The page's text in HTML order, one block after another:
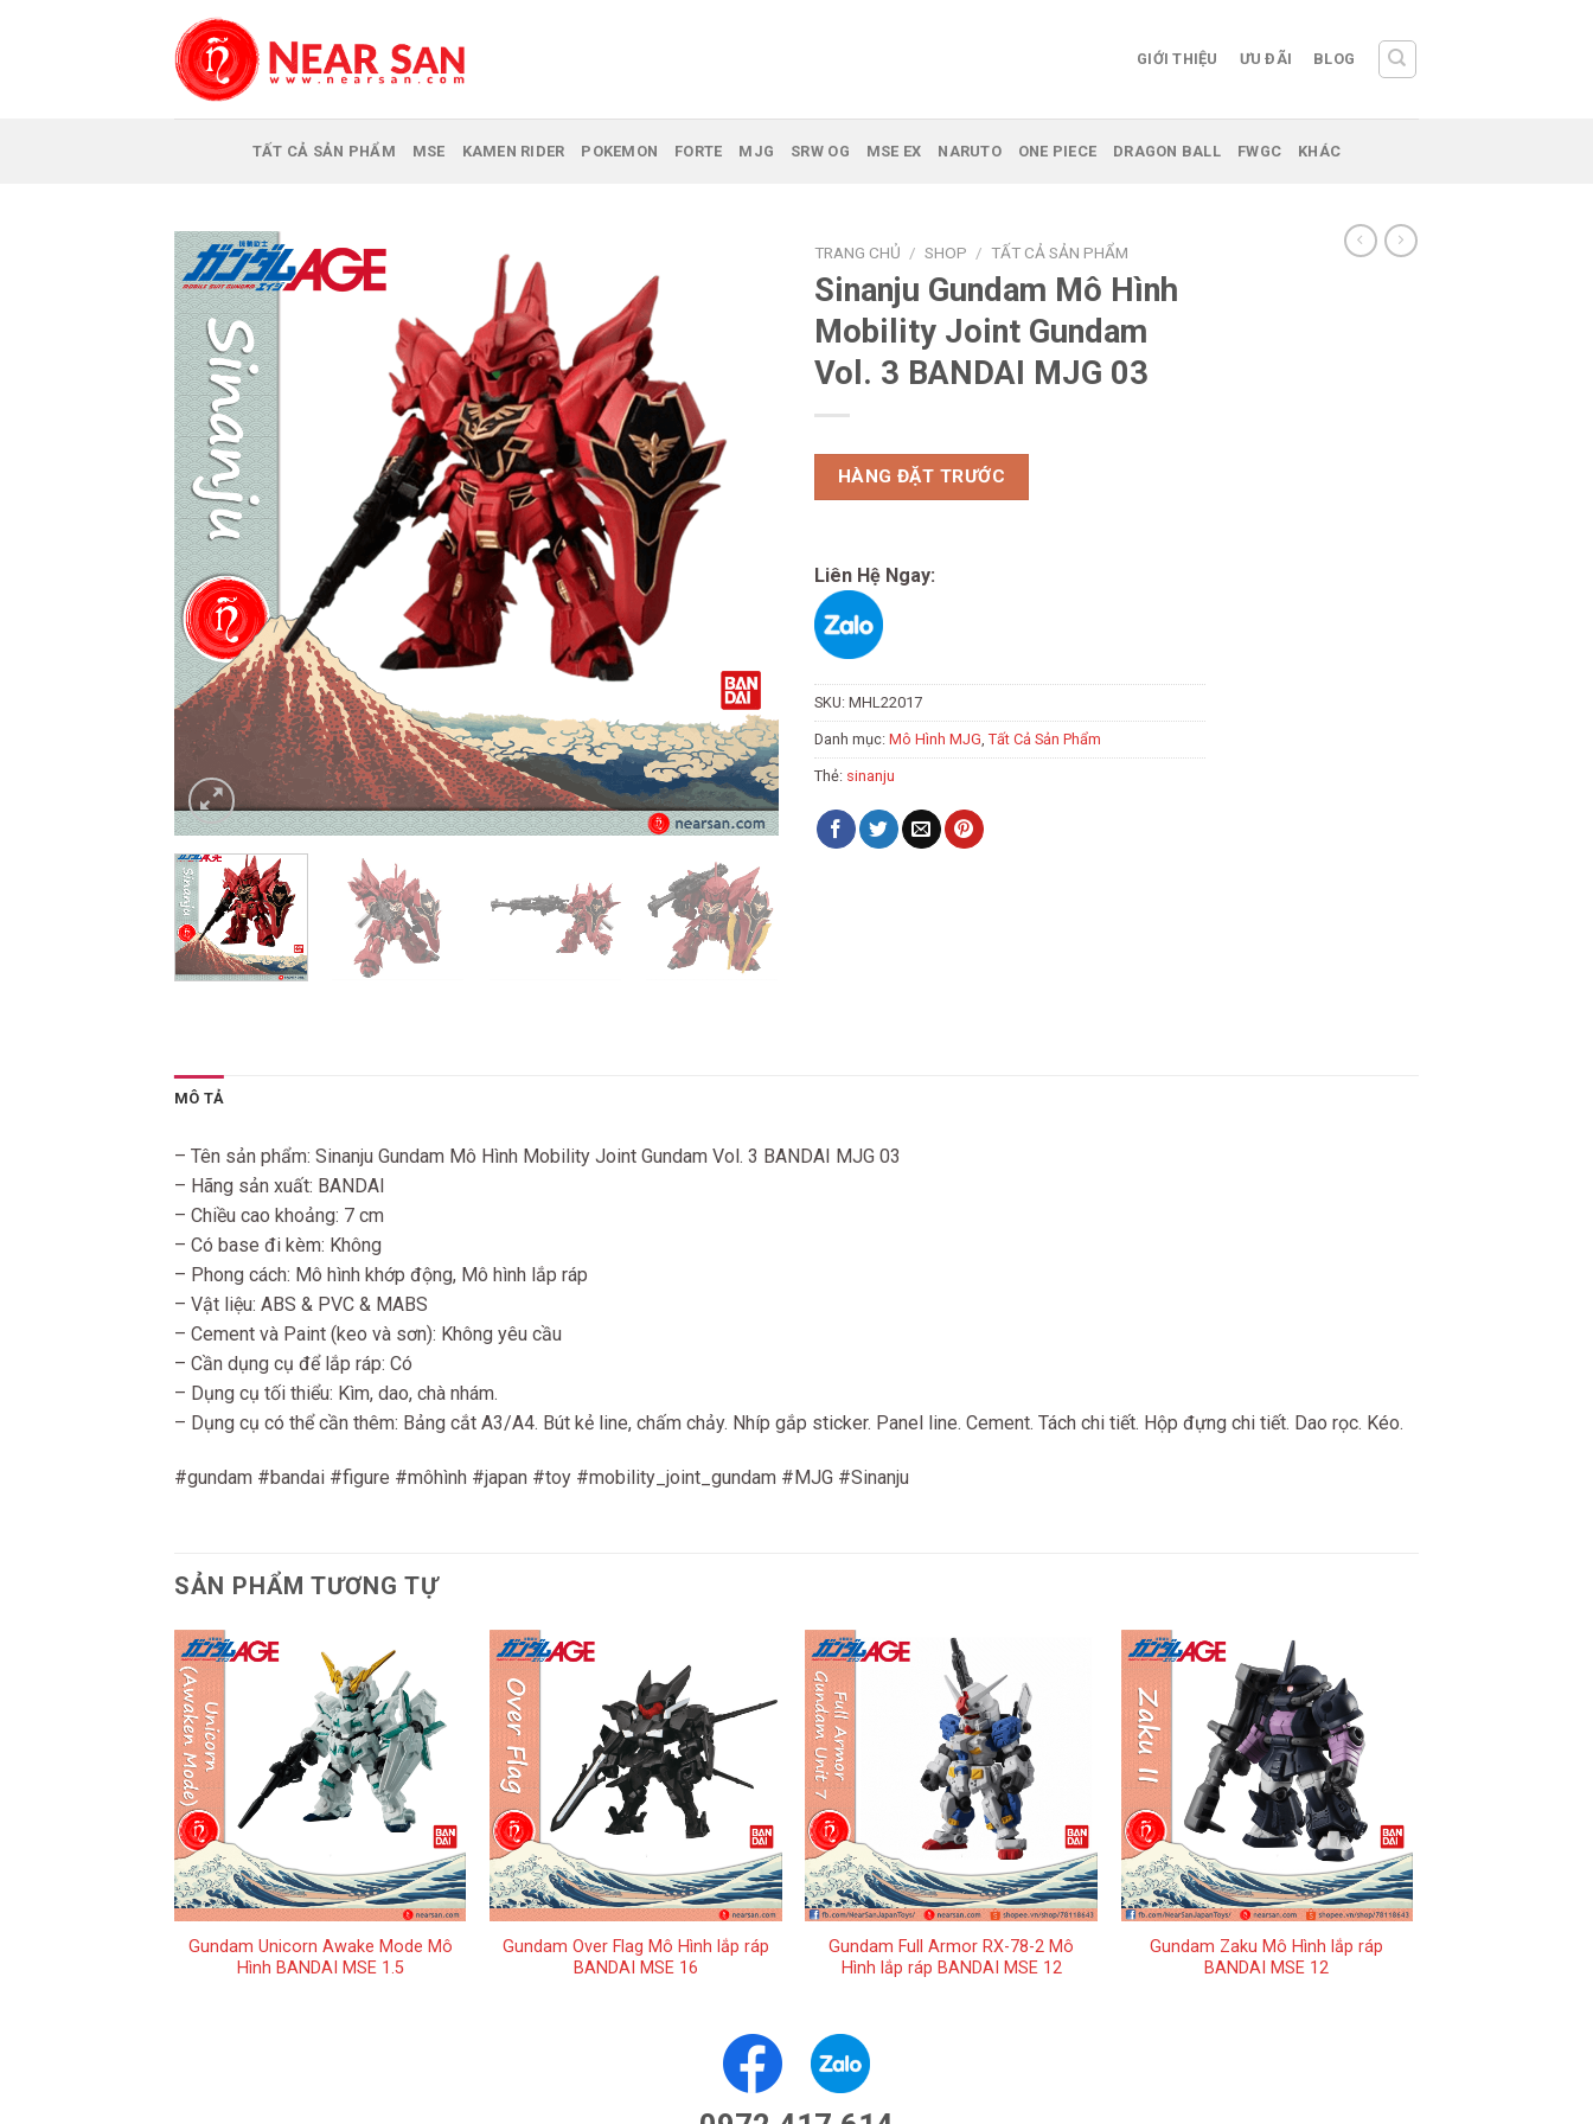
GIỚI THIỆU ƯU ĐÃI BLOG
TẤT CẢ SẢN PHẨM MSE KAMEN RIDER POKEMON FORTE MJG SRW OG MSE EX NARUTO ONE PIECE DRAGON BALL FWGC KHÁC
TRANG CHỦ / SHOP / TẤT CẢ SẢN PHẨM
Sinanju Gundam Mô Hình
Mobility Joint Gundam
Vol. 3 BANDAI MJG 03
HÀNG ĐẶT TRƯỚC
Liên Hệ Ngay:
SKU: MHL22017
Danh mục: Mô Hình MJG Tất Cả Sản Phẩm
Thẻ: sinanju
MÔ TẢ
– Tên sản phẩm: Sinanju Gundam Mô Hình Mobility Joint Gundam Vol. 3 BANDAI MJG 03
– Hãng sản xuất: BANDAI
– Chiều cao khoảng: 7 cm
– Có base đi kèm: Không
– Phong cách: Mô hình khớp động, Mô hình lắp ráp
– Vật liệu: ABS & PVC & MABS
– Cement và Paint (keo và sơn): Không yêu cầu
– Cần dụng cụ để lắp ráp: Có
– Dụng cụ tối thiểu: Kìm, dao, chà nhám.
– Dụng cụ có thể cần thêm: Bảng cắt A3/A4. Bút kẻ line, chấm chảy. Nhíp gắp sticker. Panel line. Cement. Tách chi tiết. Hộp đựng chi tiết. Dao rọc. Kéo.
#gundam #bandai #figure #môhình #japan #toy #mobility_joint_gundam #MJG #Sinanju
SẢN PHẨM TƯƠNG TỰ
+
Gundam Unicorn Awake Mode Mô
Hình BANDAI MSE 1.5
+
Gundam Over Flag Mô Hình lắp ráp
BANDAI MSE 16
+
Gundam Full Armor RX-78-2 Mô
Hình lắp ráp BANDAI MSE 12
+
Gundam Zaku Mô Hình lắp ráp
BANDAI MSE 12